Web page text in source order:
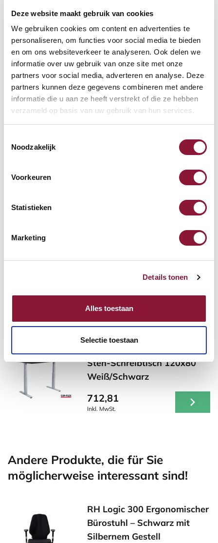
Deze website maakt gebruik van cookies
We gebruiken cookies om content en advertenties te
personaliseren, om functies voor social media te bieden
en om ons websiteverkeer te analyseren. Ook delen we
informatie over uw gebruik van onze site met onze
partners voor social media, adverteren en analyse. Deze
partners kunnen deze gegevens combineren met andere
informatie die u aan ze heeft verstrekt of die ze hebben
verzameld op basis van uw gebruik van hun services.
Noodzakelijk
Voorkeuren
Statistieken
Marketing
Details tonen
Alles toestaan
Selectie toestaan
Kostenloser Versandab €75,-
Späterbezahlen
Weitere Informationen
Häufig zusammen gekauft mit
SRM Evolution vertikale
Laptopständer
87,52
Inkl. MwSt.
Steh-Schreibtisch 120x80
Weiß/Schwarz
712,81
Inkl. MwSt.
Andere Produkte, die für Sie
möglicherweise interessant sind!
RH Logic 300 Ergonomischer
Bürostuhl – Schwarz mit
Silbernem Gestell